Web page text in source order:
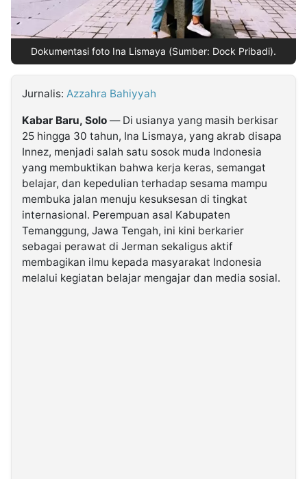
Kabarbaru.co
2026
Kabarbaru
Media
Holding
Dokumentasi foto Ina Lismaya (Sumber: Dock Pribadi).
Jurnalis: Azzahra Bahiyyah
Kabar Baru, Solo — Di usianya yang masih berkisar
25 hingga 30 tahun, Ina Lismaya, yang akrab disapa
Innez, menjadi salah satu sosok muda Indonesia
yang membuktikan bahwa kerja keras, semangat
belajar, dan kepedulian terhadap sesama mampu
membuka jalan menuju kesuksesan di tingkat
internasional. Perempuan asal Kabupaten
Temanggung, Jawa Tengah, ini kini berkarier
sebagai perawat di Jerman sekaligus aktif
membagikan ilmu kepada masyarakat Indonesia
melalui kegiatan belajar mengajar dan media sosial.